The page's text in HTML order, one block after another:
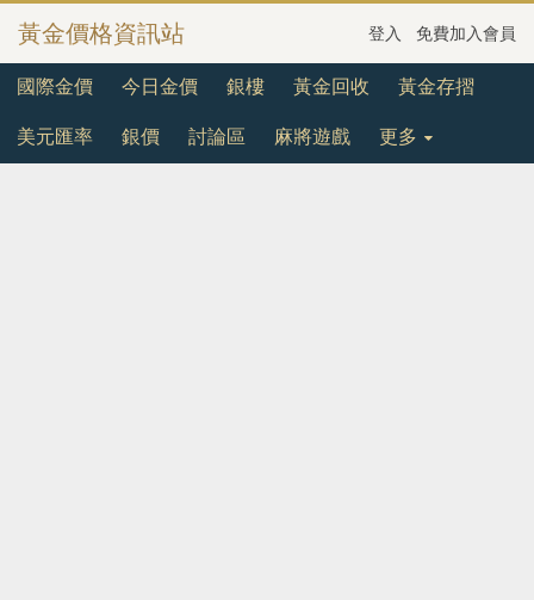
黃金價格資訊站 登入 免費加入會員
國際金價 今日金價 銀樓 黃金回收 黃金存摺
美元匯率 銀價 討論區 麻將遊戲 更多